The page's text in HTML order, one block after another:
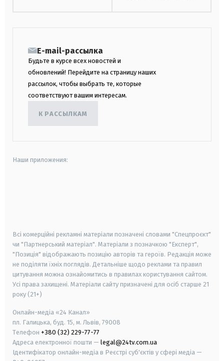
E-mail-рассылка
Будьте в курсе всех новостей и
обновлений! Перейдите на страницу наших
рассылок, чтобы выбрать те, которые
соответствуют вашим интересам.
К РАССЫЛКАМ
Наши приложения:
Всі комерційні рекламні матеріали позначені словами "Спецпроєкт"
чи "Партнерський матеріал". Матеріали з позначкою "Експерт",
"Позиція" відображають позицію авторів та героїв. Редакція може
не поділяти їхніх поглядів. Детальніше щодо реклами та правил
цитування можна ознайомитись в правилах користування сайтом.
Усі права захищені. Матеріали сайту призначені для осіб старше 21
року (21+)
Онлайн-медіа «24 Канал»
пл. Галицька, буд. 15, м. Львів, 79008
Телефон +380 (32) 229-77-77
Адреса електронної пошти — legal@24tv.com.ua
Ідентифікатор онлайн-медіа в Реєстрі суб'єктів у сфері медіа —